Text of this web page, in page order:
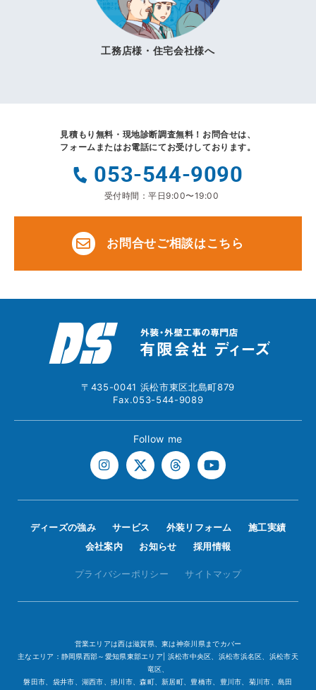
工務店様・住宅会社様へ
見積もり無料・現地診断調査無料！ お問合せは、
フォームまたはお電話にてお受けしております。
053-544-9090
受付時間：平日9:00〜19:00
お問合せご相談はこちら
〒435-0041 浜松市東区北島町879
Fax.053-544-9089
Follow me
ディーズの強み サービス 外装リフォーム
施工実績
会社案内
お知らせ 採用情報
プライバシーポリシー サイトマップ
営業エリアは西は滋賀県、東は神奈川県までカバー
主なエリア：静岡県西部～愛知県東部エリア| 浜松市中央区、浜松市浜名区、浜松市天
竜区、
磐田市、袋井市、湖西市、掛川市、森町、新居町、豊橋市、豊川市、菊川市、島田